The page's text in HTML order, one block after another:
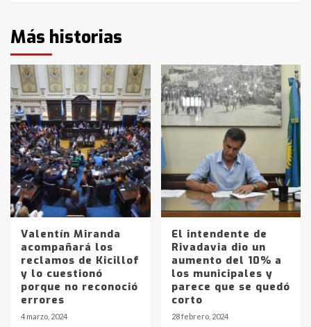
Más historias
Valentín Miranda
acompañará los
reclamos de Kicillof
y lo cuestionó
porque no reconoció
errores
4 marzo, 2024
El intendente de
Rivadavia dio un
aumento del 10% a
los municipales y
parece que se quedó
corto
28 febrero, 2024